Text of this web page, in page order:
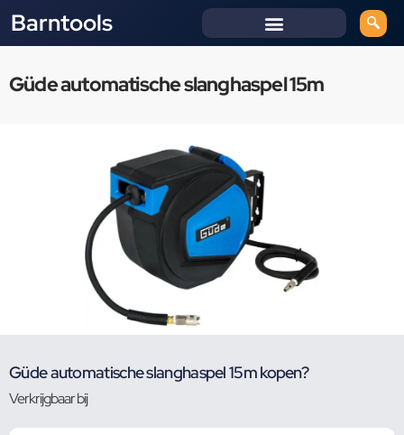
Barntools
Güde automatische slanghaspel 15m
Güde automatische slanghaspel 15m kopen?
Verkrijgbaar bij